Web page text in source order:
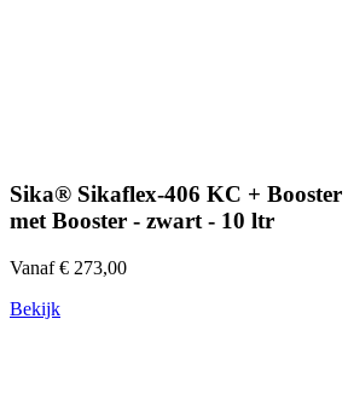
Sika® Sikaflex-406 KC +
met Booster - zwart - 10 ltr
Vanaf € 273,00
Bekijk